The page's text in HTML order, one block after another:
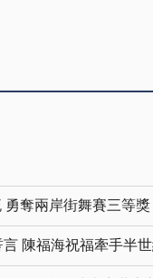
勇奪兩岸街舞賽三等獎